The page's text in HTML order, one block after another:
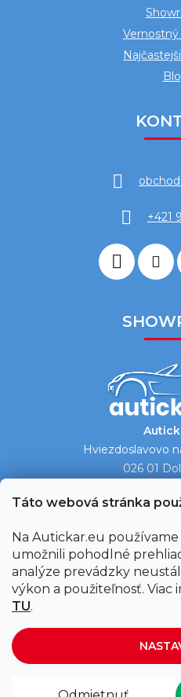
Táto webová stránka
Na Autickar.eu používame
umožnili pohodlné
analýze prevádzky
výkon a použiteľnosť. Viac
TU.
obchod
+421
Hviezdoslavovo
026 01
Ukázať
Vytvoril Shoptet